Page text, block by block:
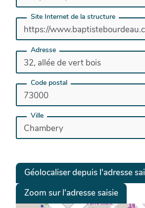
Site Internet de la structure
Adresse
Code postal
Ville
Géolocaliser depuis l'adresse
Zoom sur l'adresse saisie